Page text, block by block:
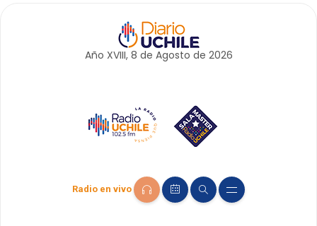
Año XVIII, 8 de Agosto de 2026
Radio en vivo